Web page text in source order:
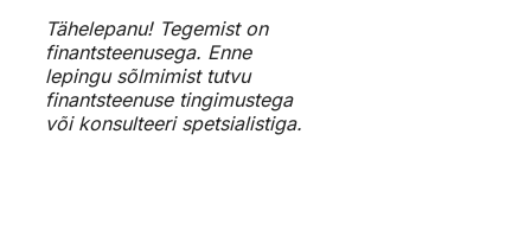
Tähelepanu! Tegemist on
finantsteenusega. Enne
lepingu sõlmimist tutvu
finantsteenuse tingimustega
või konsulteeri spetsialistiga.